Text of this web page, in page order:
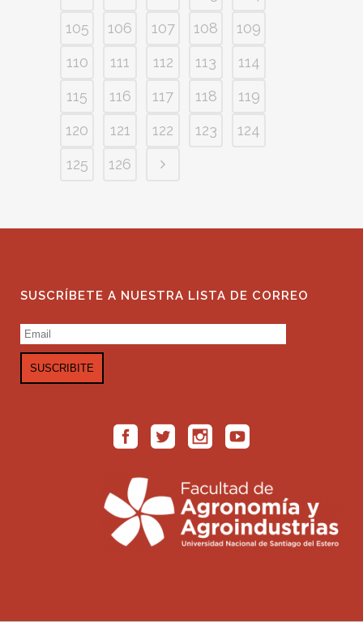
105
106 107 108
109
110
111 112 113
114
115
116 117 118
119
120
121 122 123
124
125
126
SUSCRÍBETE A NUESTRA LISTA DE CORREO